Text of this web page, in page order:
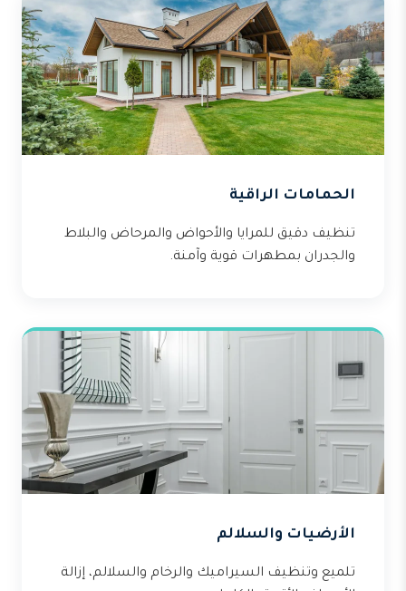
الحمامات الراقية
تنظيف دقيق للمرايا والأحواض والمرحاض والبلاط
والجدران بمطهرات قوية وآمنة.
الأرضيات والسلالم
تلميع وتنظيف السيراميك والرخام والسلالم، إزالة